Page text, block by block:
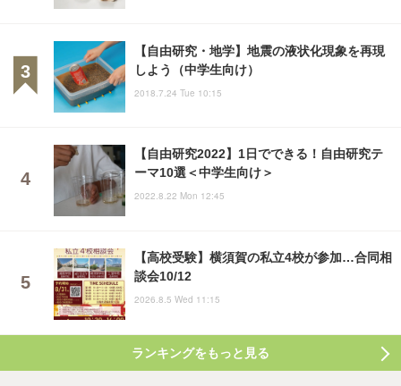
【自由研究・地学】地震の液状化現象を再現
しよう（中学生向け）
2018.7.24 Tue 10:15
【自由研究2022】1日でできる！自由研究テ
ーマ10選＜中学生向け＞
2022.8.22 Mon 12:45
【高校受験】横須賀の私立4校が参加…合同相
談会10/12
2026.8.5 Wed 11:15
ランキングをもっと見る